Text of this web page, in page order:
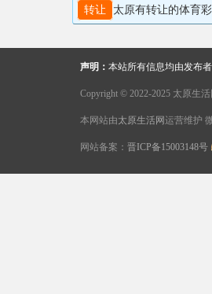
转让 太原有转让的体育
声明： 本站所有信息均由发布
Copyright © 2022-2025 太原生活
本网站由太原生活网 运营维护
网站备案： 晋ICP备15003148号